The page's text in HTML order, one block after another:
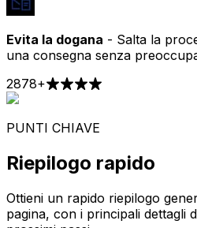
Evita la dogana - Salta la
una consegna senza
2878+
PUNTI CHIAVE
Riepilogo rapido
Ottieni un rapido riepilogo
pagina, con i principali dettagli